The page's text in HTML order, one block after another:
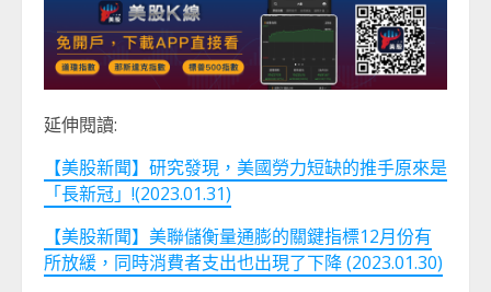
延伸閱讀:
【美股新聞】研究發現，美國勞力短缺的推手原來是
「長新冠」!(2023.01.31)
【美股新聞】美聯儲衡量通膨的關鍵指標12月份有
所放緩，同時消費者支出也出現了下降 (2023.01.30)